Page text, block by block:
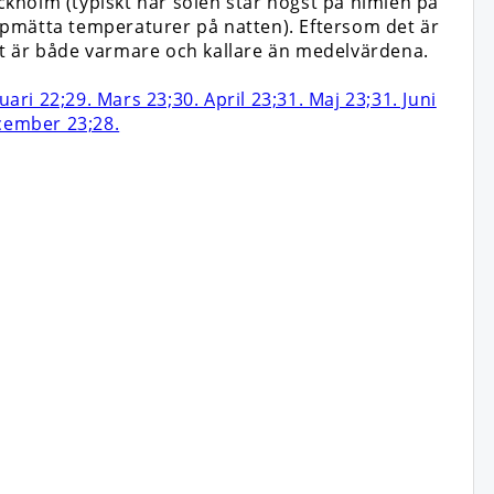
temperaturer på natten). Eftersom det är
både varmare och kallare än medelvärdena.